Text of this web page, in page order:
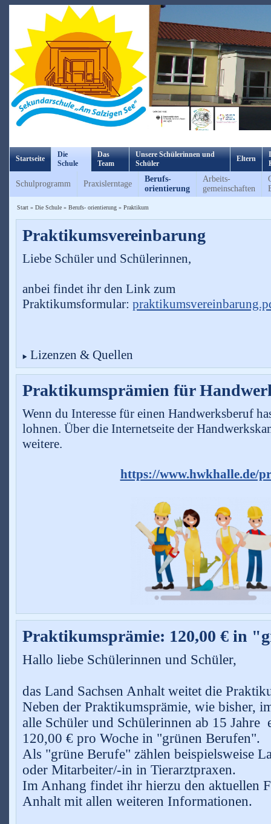
Startseite
Die
Schule
Das
Team
Unsere Schülerinnen und
Schüler
Eltern
Schulprogramm Praxislerntage
Berufs-
orientierung
Arbeits-
gemeinschaften
Start» Die Schule» Berufs- orientierung» Praktikum
Praktikumsvereinbarung
Liebe Schüler und Schülerinnen,
anbei findet ihr den Link zum
Praktikumsformular:
Lizenzen & Quellen
Praktikumsprämien für
Wenn du Interesse für einen Handwerksberuf
lohnen. Über die Internetseite der
weitere.
https://www.hwkhalle.de/
Praktikumsprämie: 120,00 € in
Hallo liebe Schülerinnen und Schüler,
das Land Sachsen Anhalt weitet die
Neben der Praktikumsprämie, wie bisher,
alle Schüler und Schülerinnen ab 15 Jahre
120,00 € pro Woche in "grünen Berufen".
Als "grüne Berufe" zählen beispielsweise
oder Mitarbeiter/-in in Tierarztpraxen.
Im Anhang findet ihr hierzu den aktuellen
Anhalt mit allen weiteren Informationen.